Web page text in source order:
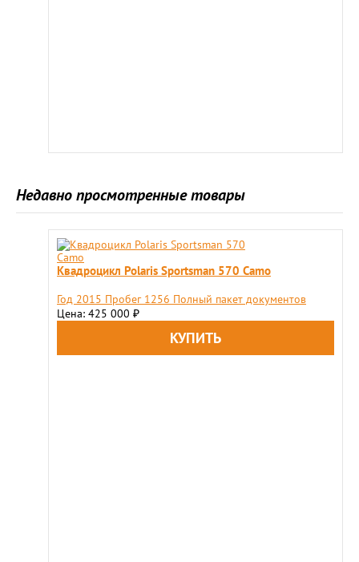
Недавно просмотренные товары
Квадроцикл Polaris Sportsman 570 Camo
Год 2015 Пробег 1256 Полный пакет документов
Цена: 425 000 ₽